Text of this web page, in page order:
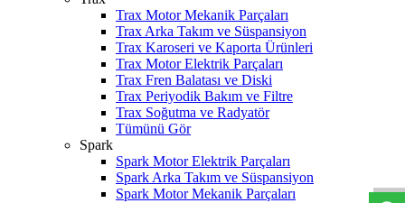
Trax Motor Mekanik Parçaları
Trax Arka Takım ve Süspansiyon
Trax Karoseri ve Kaporta Ürünleri
Trax Motor Elektrik Parçaları
Trax Fren Balatası ve Diski
Trax Periyodik Bakım ve Filtre
Trax Soğutma ve Radyatör
Tümünü Gör
Spark
Spark Motor Elektrik Parçaları
Spark Arka Takım ve Süspansiyon
Spark Motor Mekanik Parçaları